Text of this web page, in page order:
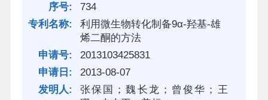
734
利用微生物转化制备9α-羟基-雄
烯二酮的方法
2013103425831
2013-08-07
张保国；魏长龙；曾俊华；王